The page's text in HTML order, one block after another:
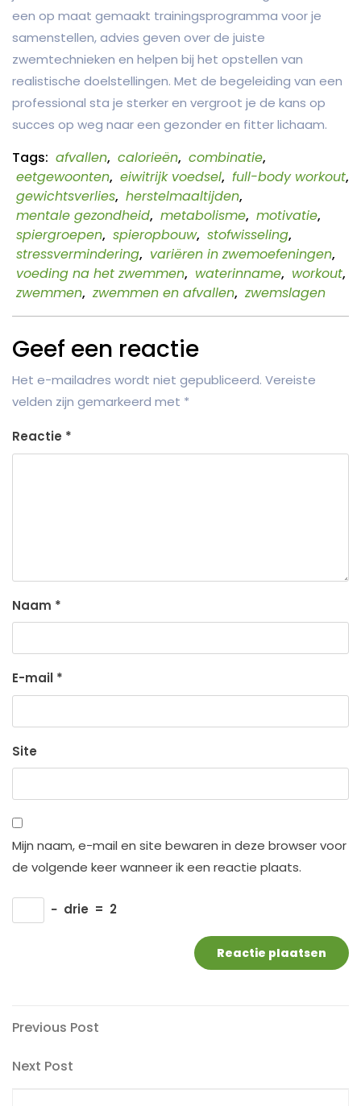
een op maat gemaakt trainingsprogramma voor je
samenstellen, advies geven over de juiste
zwemtechnieken en helpen bij het opstellen van
realistische doelstellingen. Met de begeleiding van een
professional sta je sterker en vergroot je de kans op
succes op weg naar een gezonder en fitter lichaam.
Tags: afvallen, calorieën, combinatie,
eetgewoonten, eiwitrijk voedsel, full-body workout,
gewichtsverlies, herstelmaaltijden,
mentale gezondheid, metabolisme, motivatie,
spiergroepen, spieropbouw, stofwisseling,
stressvermindering, variëren in zwemoefeningen,
voeding na het zwemmen, waterinname, workout,
zwemmen, zwemmen en afvallen, zwemslagen
Geef een reactie
Het e-mailadres wordt niet gepubliceerd. Vereiste
velden zijn gemarkeerd met *
Reactie *
Naam *
E-mail *
Site
Mijn naam, e-mail en site bewaren in deze browser voor
de volgende keer wanneer ik een reactie plaats.
− drie = 2
Berichtnavigatie
Previous
Previous Post
Next
Next Post